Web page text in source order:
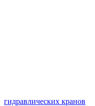
гидравлических кранов